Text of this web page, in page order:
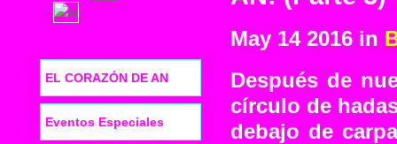
May 14 2016 in
Después de
círculo de
debajo de
EL CORAZÓN DE AN
Eventos Especiales